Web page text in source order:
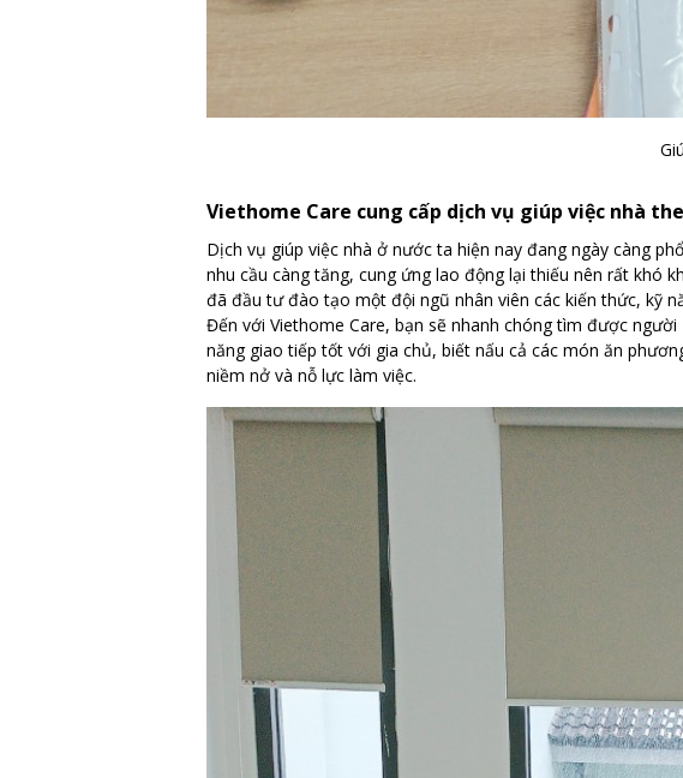
Viethome Care cung cấp dịch vụ giúp việc nhà
Dịch vụ giúp việc nhà ở nước ta hiện nay đang ngày càng
nhu cầu càng tăng, cung ứng lao động lại thiếu nên rất khó
đã đầu tư đào tạo một đội ngũ nhân viên các kiến thức, kỹ
Đến với Viethome Care, bạn sẽ nhanh chóng tìm được người
năng giao tiếp tốt với gia chủ, biết nấu cả các món ăn
niềm nở và nỗ lực làm việc.